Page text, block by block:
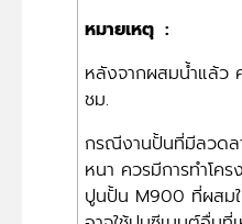
หมายเหตุ :
หลังจากผสมน้ำแล้ว
ชม.
กรณีงานปั้นที่มีลวดล
หนา ควรมีการทำโค
ปูนปั้น M900 ที่ผสม